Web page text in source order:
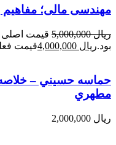
مهندسی مالی؛ مفاهیم
ریال5,000,000
بود.ریال قیمت فعلی ریال
حماسه حسيني – خلاصه
مطهري
ریال